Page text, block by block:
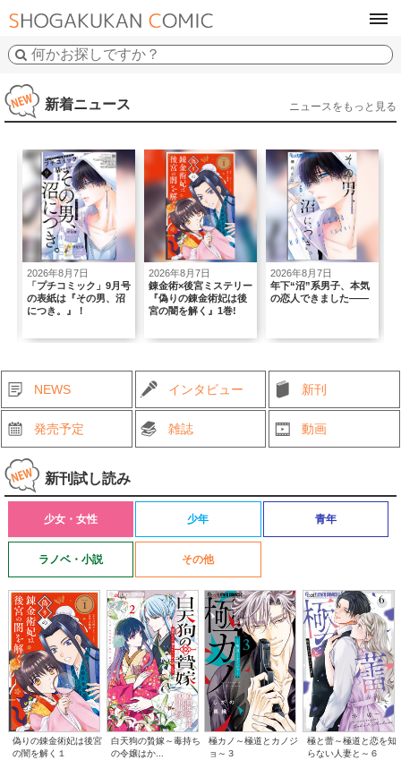
新着ニュース ニュースをもっと見る
2026年8月7日
「プチコミック」9月号
の表紙は『その男、沼
につき。』！
2026年8月7日
錬金術×後宮ミステリー
『偽りの錬金術妃は後
宮の闇を解く』1巻!
2026年8月7日
年下“沼”系男子、本気
の恋人できました――
NEWS インタビュー 新刊
発売予定 雑誌 動画
新刊試し読み
少女・女性 少年 青年
ラノベ・小説 その他
偽りの錬金術妃は後宮
の闇を解く１
白天狗の贄嫁～毒持ち
の令嬢はか...
極カノ～極道とカノジ
ョ～３
極と蕾～極道と恋を知
らない人妻と～６